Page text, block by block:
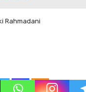
Rahmadani